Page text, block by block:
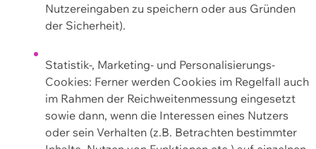
Nutzereingaben zu speichern oder aus Gründen
der Sicherheit).
Statistik-, Marketing- und Personalisierungs-
Cookies: Ferner werden Cookies im Regelfall auch
im Rahmen der Reichweitenmessung eingesetzt
sowie dann, wenn die Interessen eines Nutzers
oder sein Verhalten (z.B. Betrachten bestimmter